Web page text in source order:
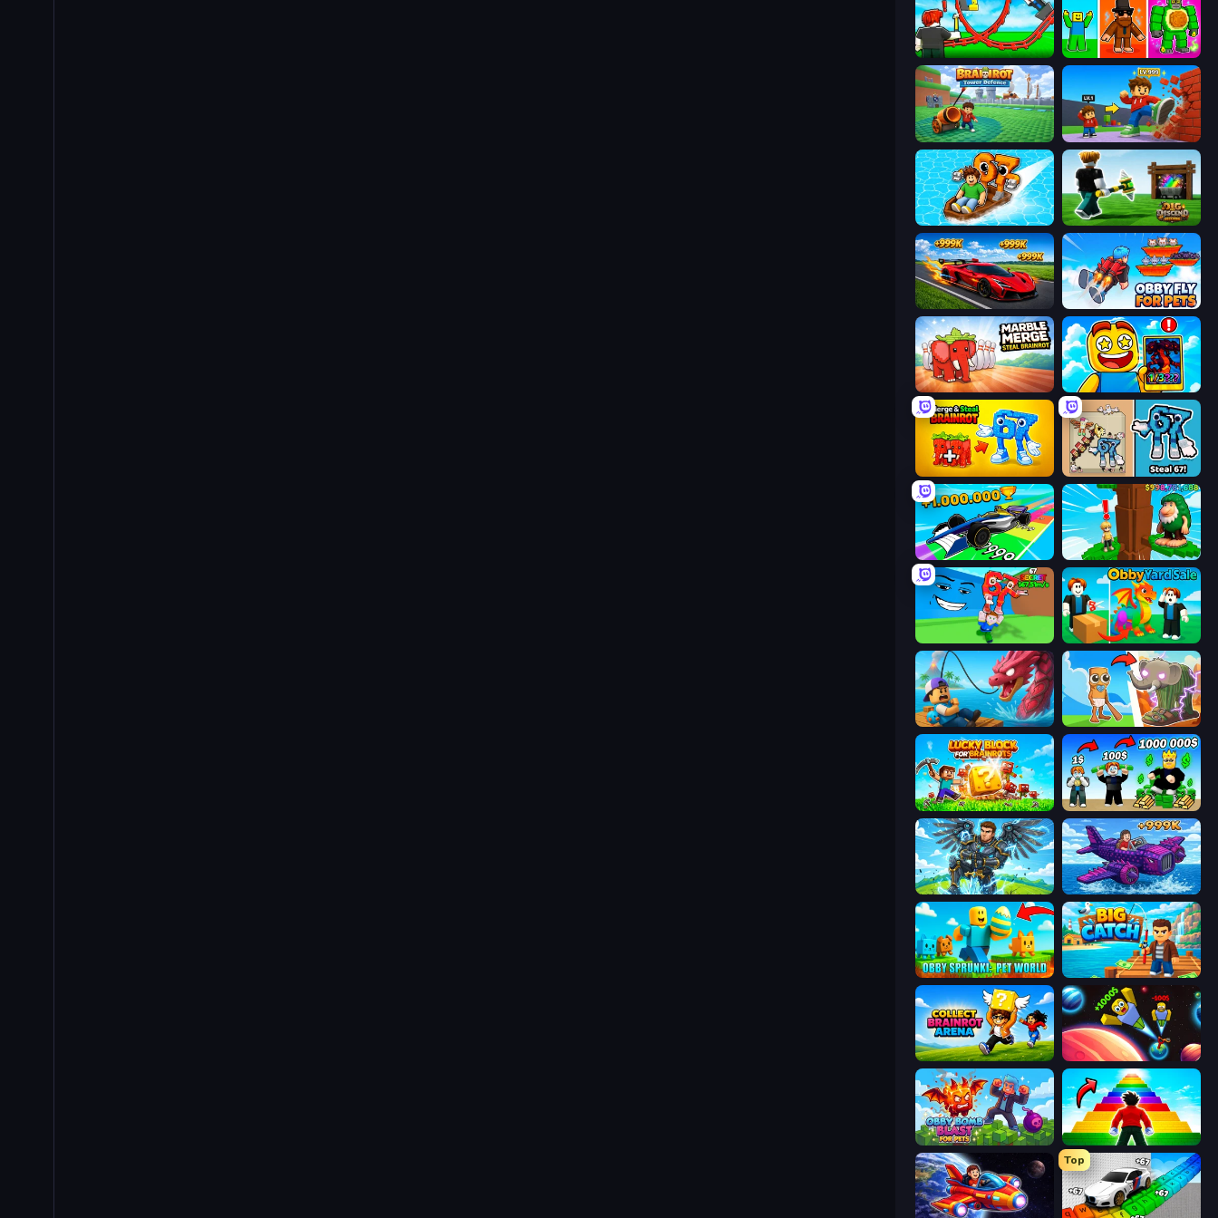
Build a Rollercoaster: Simulator Obby Brainrot Merge
Brainrot Tower Defence Obby: +1 Click Wall Breaker
Float for Brainrots Dig and Descend: Obby Mine
Obby Fly For Pets
Marble Merge: Steal Brainrot Game Obby Cards: The Legend Hunt
Merge & Steal Brainrot 67 Steal a Brainrot Game
Obby Car Challenge: Drive Steal Beanstalk for Brainrots
Obby Yard Sale
Fish It Now Brainrot Evolution
Lucky Blocks for Brainrots Obby Tycoon Build the City
Obby: Pull a Sword Obby Plane Power Challenge: Fly
Obby Sprunki: Pet World Big Catch
Collect Brainrot Arena Obby: +1 to Spaceflight Altitude
Obby Bomb Blast For Pets Obby Highest Jump Ever
Top